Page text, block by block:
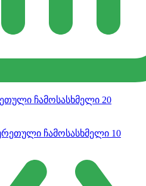
ჩამოსასხმელი 20